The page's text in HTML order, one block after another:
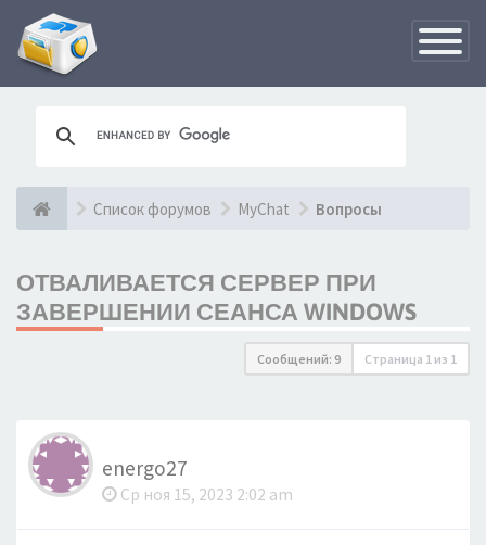
Список форумов MyChat Вопросы
ОТВАЛИВАЕТСЯ СЕРВЕР ПРИ
ЗАВЕРШЕНИИ СЕАНСА WINDOWS
Сообщений: 9 Страница 1 из 1
energo27
Ср ноя 15, 2023 2:02 am